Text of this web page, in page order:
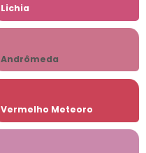
Lichia
Andrômeda
Vermelho Meteoro